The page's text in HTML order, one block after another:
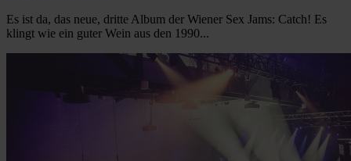
Es ist da, das neue, dritte Album der Wiener Sex Jams: Catch! Es
klingt wie ein guter Wein aus den 1990...